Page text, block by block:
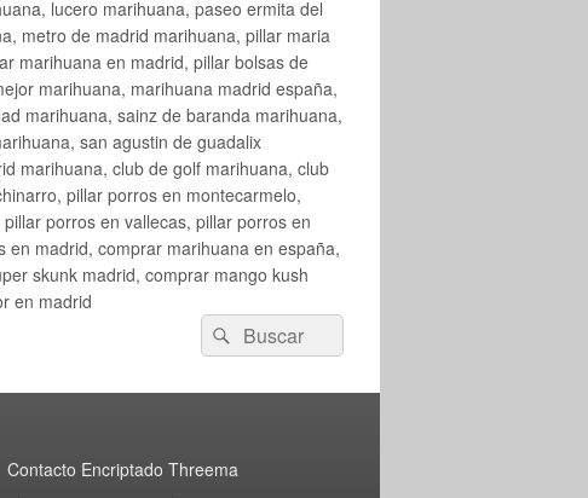
lucero marihuana, paseo ermita del
metro de madrid marihuana, pillar maria
marihuana en madrid, pillar bolsas de
marihuana, marihuana madrid españa,
marihuana, sainz de baranda marihuana,
san agustin de guadalix
marihuana, club de golf marihuana, club
pillar porros en montecarmelo,
porros en vallecas, pillar porros en
madrid, comprar marihuana en españa,
skunk madrid, comprar mango kush
en madrid
Buscar
por:
Buscar
Contacto Encriptado Threema